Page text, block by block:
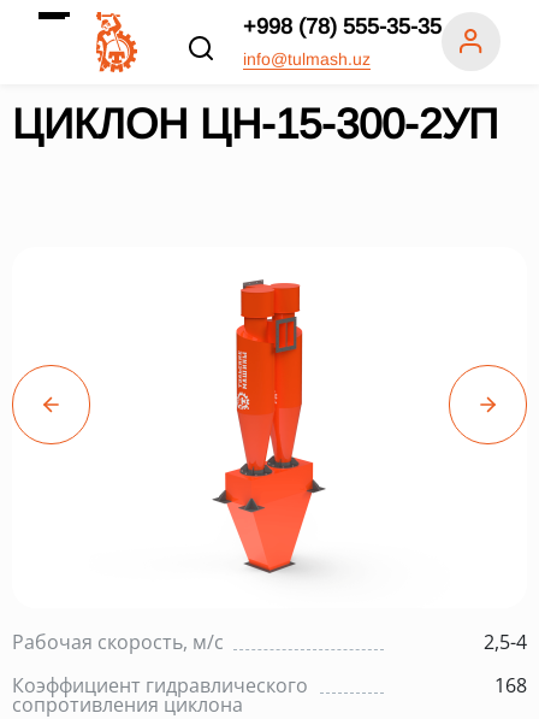
+998 (78) 555-35-35
info@tulmash.uz
ЦИКЛОН ЦН-15-300-2УП
Рабочая скорость, м/с
2,5-4
Коэффициент гидравлического
сопротивления циклона
168